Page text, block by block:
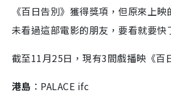
《百日告別》獲得獎項，但原來上
未看過這部電影的朋友，要看就要快
截至11月25日，現有3間戲播映《百
港島 ：PALACE ifc